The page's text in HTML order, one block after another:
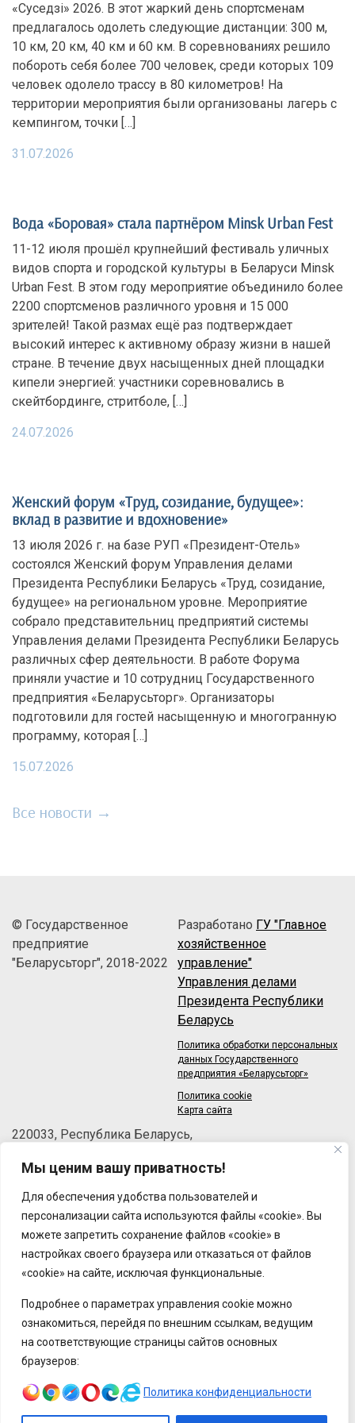
Мы ценим вашу приватность!
Для обеспечения удобства пользователей и
персонализации сайта используются файлы «cookie». Вы
можете запретить сохранение файлов «cookie» в
настройках своего браузера или отказаться от файлов
«cookie» на сайте, исключая функциональные.
Подробнее о параметрах управления cookie можно
ознакомиться, перейдя по внешним ссылкам, ведущим
на соответствующие страницы сайтов основных
браузеров:
Политика конфиденциальности
«Суседзi» 2026. В этот жаркий день спортсменам
предлагалось одолеть следующие дистанции: 300 м,
10 км, 20 км, 40 км и 60 км. В соревнованиях решило
побороть себя более 700 человек, среди которых 109
человек одолело трассу в 80 километров! На
территории мероприятия были организованы лагерь с
кемпингом, точки […]
31.07.2026
Вода «Боровая» стала партнёром Minsk Urban Fest
11-12 июля прошёл крупнейший фестиваль уличных
видов спорта и городской культуры в Беларуси Minsk
Urban Fest. В этом году мероприятие объединило более
2200 спортсменов различного уровня и 15 000
зрителей! Такой размах ещё раз подтверждает
высокий интерес к активному образу жизни в нашей
стране. В течение двух насыщенных дней площадки
кипели энергией: участники соревновались в
скейтбординге, стритболе, […]
24.07.2026
Женский форум «Труд, созидание, будущее»:
вклад в развитие и вдохновение»
13 июля 2026 г. на базе РУП «Президент-Отель»
состоялся Женский форум Управления делами
Президента Республики Беларусь «Труд, созидание,
будущее» на региональном уровне. Мероприятие
собрало представительниц предприятий системы
Управления делами Президента Республики Беларусь
различных сфер деятельности. В работе Форума
приняли участие и 10 сотрудниц Государственного
предприятия «Беларусьторг». Организаторы
подготовили для гостей насыщенную и многогранную
программу, которая […]
15.07.2026
Все новости →
© Государственное
предприятие
"Беларусьторг", 2018-2022
Разработано ГУ "Главное
хозяйственное
управление"
Управления делами
Президента Республики
Беларусь
Политика обработки персональных
данных Государственного
предприятия «Беларусьторг»
Политика cookie
Карта сайта
220033, Республика Беларусь,
Телефон: +375 (17) 215-63-33
Факс: +375 (17) 270-30-50
Email:brt@brt.by